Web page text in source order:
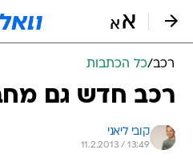
רכב/כל הכתבות
רכב חדש גם
קובי ליאני
11.2.2013 / 13:49